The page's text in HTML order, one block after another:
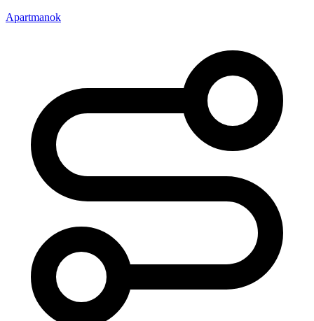
Apartmanok